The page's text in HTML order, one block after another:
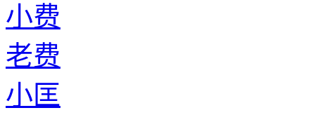
小费
老费
小匡